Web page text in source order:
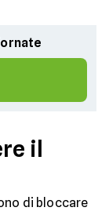
il
di bloccare